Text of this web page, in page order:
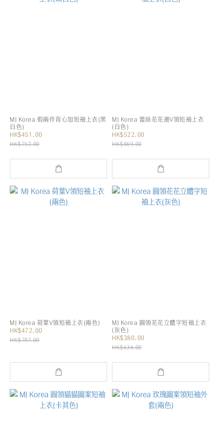
MJ Korea 假兩件背心加短袖上衣(黑
白色)
HK$451.00
HK$752.00
MJ Korea 蕾絲花花邊V領短袖上衣
(白色)
HK$522.00
HK$869.00
MJ Korea 荷葉V領短袖上衣(兩色)
HK$472.00
HK$787.00
MJ Korea 圓領花花立體字短袖上衣
(灰色)
HK$380.00
HK$634.00